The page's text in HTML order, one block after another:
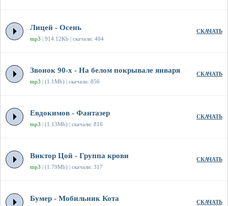
Лицей - Осень
mp3 | 914.12Kb | скачали: 404
СКАЧАТЬ
Звонок 90-х - На белом покрывале января
mp3 | (1.1Mb) | скачали: 856
СКАЧАТЬ
Евдокимов - Фантазер
mp3 | (1.13Mb) | скачали: 816
СКАЧАТЬ
Виктор Цой - Группа крови
mp3 | (1.79Mb) | скачали: 317
СКАЧАТЬ
Бумер - Мобильник Кота СКАЧАТЬ